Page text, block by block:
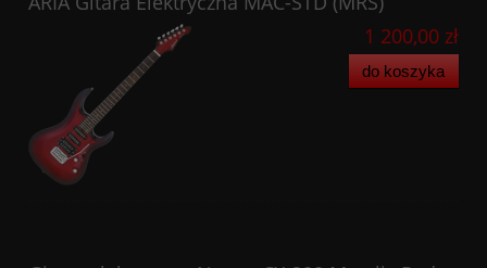
1 200,00 zł
do koszyka